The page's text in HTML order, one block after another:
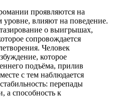
проявляются на
влияют на поведение.
о выигрышах,
сопровождается
Человек
которое
подъёма, прилив
с тем наблюдается
перепады
а способность к